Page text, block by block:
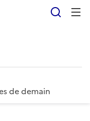
de demain